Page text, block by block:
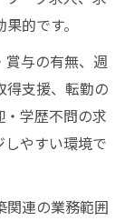
的です。
賞与の有無、週
得支援、転勤の
学歴不問の求
やすい環境で
関連の業務範囲